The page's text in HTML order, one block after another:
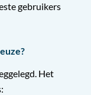
gebruikers
Het